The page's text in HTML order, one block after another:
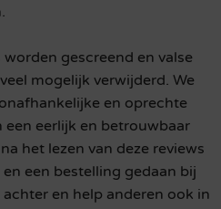
gescreend en valse
mogelijk verwijderd. We
en oprechte
een eerlijk en betrouwbaar
het lezen van deze reviews
een bestelling gedaan bij
en help anderen ook in